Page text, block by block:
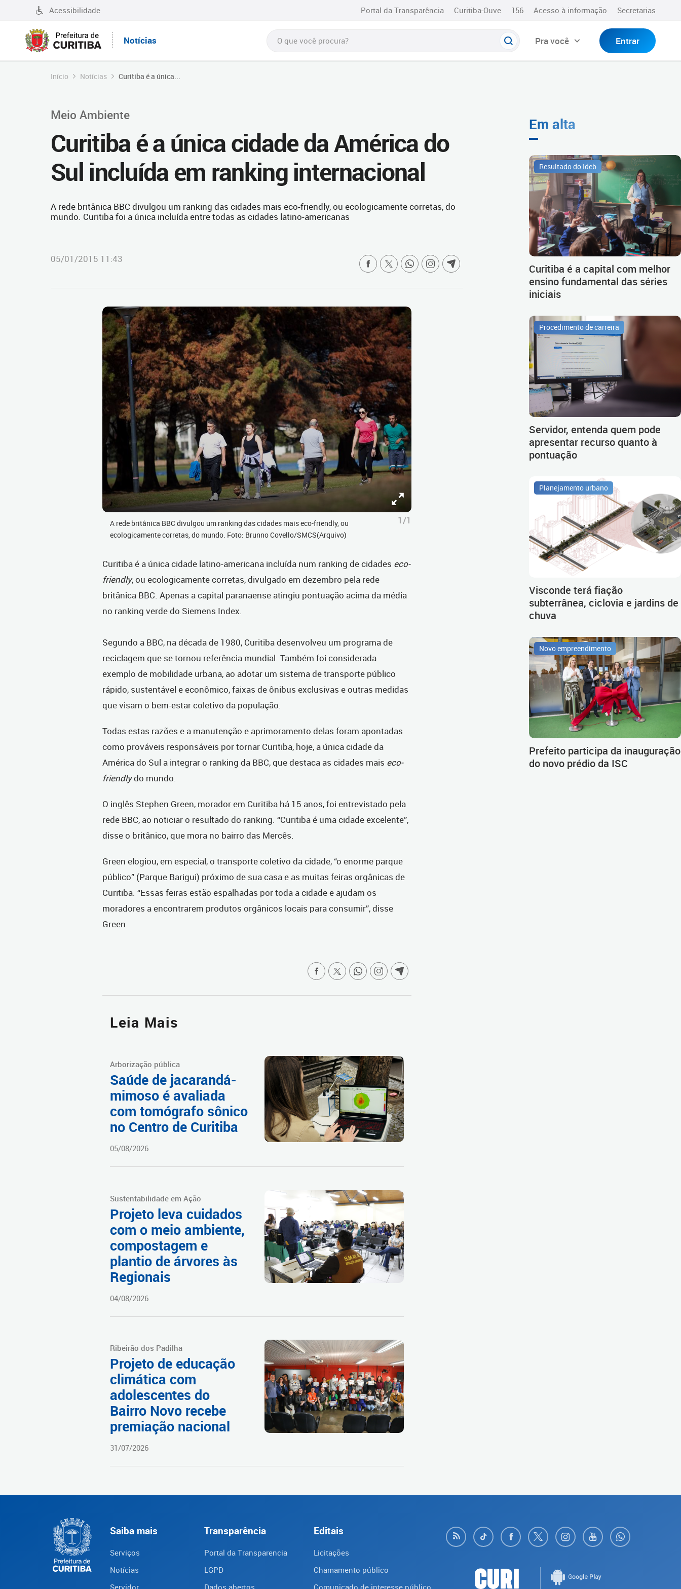
Acessibilidade Portal da Transparência Curitiba-Ouve 156 Acesso à informação Secretarias
Notícias Pra você Entrar
Início Notícias Curitiba é a única...
Meio Ambiente
Curitiba é a única cidade da América do
Sul incluída em ranking internacional
A rede britânica BBC divulgou um ranking das cidades mais eco-friendly, ou ecologicamente corretas, do
mundo. Curitiba foi a única incluída entre todas as cidades latino-americanas
05/01/2015 11:43
A rede britânica BBC divulgou um ranking das cidades mais eco-friendly, ou
ecologicamente corretas, do mundo. Foto: Brunno Covello/SMCS(Arquivo)
1/1
Curitiba é a única cidade latino-americana incluída num ranking de cidades eco-
friendly, ou ecologicamente corretas, divulgado em dezembro pela rede
britânica BBC. Apenas a capital paranaense atingiu pontuação acima da média
no ranking verde do Siemens Index.
Segundo a BBC, na década de 1980, Curitiba desenvolveu um programa de
reciclagem que se tornou referência mundial. Também foi considerada
exemplo de mobilidade urbana, ao adotar um sistema de transporte público
rápido, sustentável e econômico, faixas de ônibus exclusivas e outras medidas
que visam o bem-estar coletivo da população.
Todas estas razões e a manutenção e aprimoramento delas foram apontadas
como prováveis responsáveis por tornar Curitiba, hoje, a única cidade da
América do Sul a integrar o ranking da BBC, que destaca as cidades mais eco-
friendlydo mundo.
O inglês Stephen Green, morador em Curitiba há 15 anos, foi entrevistado pela
rede BBC, ao noticiar o resultado do ranking. “Curitiba é uma cidade excelente”,
disse o britânico, que mora no bairro das Mercês.
Green elogiou, em especial, o transporte coletivo da cidade, “o enorme parque
público” (Parque Barigui) próximo de sua casa e as muitas feiras orgânicas de
Curitiba. “Essas feiras estão espalhadas por toda a cidade e ajudam os
moradores a encontrarem produtos orgânicos locais para consumir”, disse
Green.
Leia Mais
Arborização pública
Saúde de jacarandá-
mimoso é avaliada
com tomógrafo sônico
no Centro de Curitiba
05/08/2026
Sustentabilidade em Ação
Projeto leva cuidados
com o meio ambiente,
compostagem e
plantio de árvores às
Regionais
04/08/2026
Ribeirão dos Padilha
Projeto de educação
climática com
adolescentes do
Bairro Novo recebe
premiação nacional
31/07/2026
Em alta
Resultado do Ideb
Curitiba é a capital com melhor
ensino fundamental das séries
iniciais
Procedimento de carreira
Servidor, entenda quem pode
apresentar recurso quanto à
pontuação
Planejamento urbano
Visconde terá fiação
subterrânea, ciclovia e jardins de
chuva
Novo empreendimento
Prefeito participa da inauguração
do novo prédio da ISC
Saiba mais
Serviços
Notícias
Servidor
Transparência
Portal da Transparencia
LGPD
Dados abertos
Editais
Licitações
Chamamento público
Comunicado de interesse público